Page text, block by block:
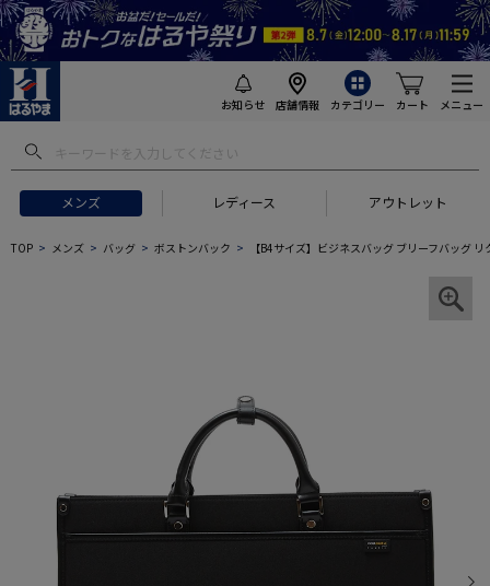
お知らせ 店舗情報 カテゴリー カート メニュー
メンズ レディース アウトレット
TOP メンズ バッグ ボストンバック 【B4サイズ】ビジネスバッグ ブリーフバッグ